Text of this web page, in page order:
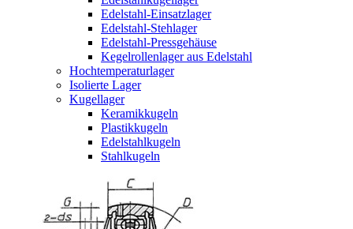
Edelstahl-Einsatzlager
Edelstahl-Stehlager
Edelstahl-Pressgehäuse
Kegelrollenlager aus Edelstahl
Hochtemperaturlager
Isolierte Lager
Kugellager
Keramikkugeln
Plastikkugeln
Edelstahlkugeln
Stahlkugeln